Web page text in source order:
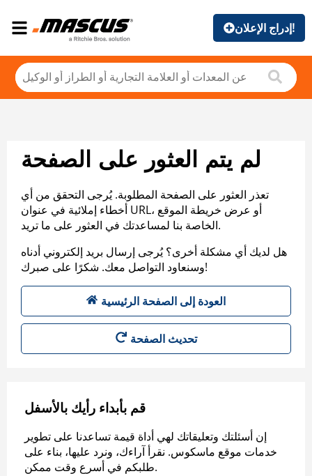
إدراج الإعلان!
لم يتم العثور على الصفحة
تعذر العثور على الصفحة المطلوبة. يُرجى التحقق من أي
أخطاء إملائية في عنوان URL، أو عرض خريطة الموقع
الخاصة بنا لمساعدتك في العثور على ما تريد.
هل لديك أي مشكلة أخرى؟ يُرجى إرسال بريد إلكتروني أدناه
وسنعاود التواصل معك. شكرًا على صبرك!
العودة إلى الصفحة الرئيسية
تحديث الصفحة
قم بأبداء رأيك بالأسفل
إن أسئلتك وتعليقاتك لهي أداة قيمة تساعدنا على تطوير
خدمات موقع ماسكوس. نقرأ آراءك، ونرد عليها، بناء على
طلبكم في أسرع وقت ممكن.